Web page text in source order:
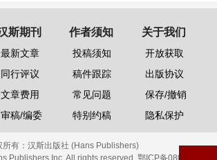
斯期刊
最新文章
同行评议
文章费用
审稿/编委
作者须知
投稿须知
稿件跟踪
常见问题
特别约稿
关于我们
开放获取
出版协议
保存/撤销
隐私保护
所有： 汉斯出版社 (Hans Publishers)
Publishers Inc. All rights reserved. 鄂ICP备08006613